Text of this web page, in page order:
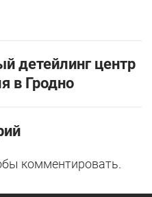
детейлинг центр
в Гродно
комментировать.